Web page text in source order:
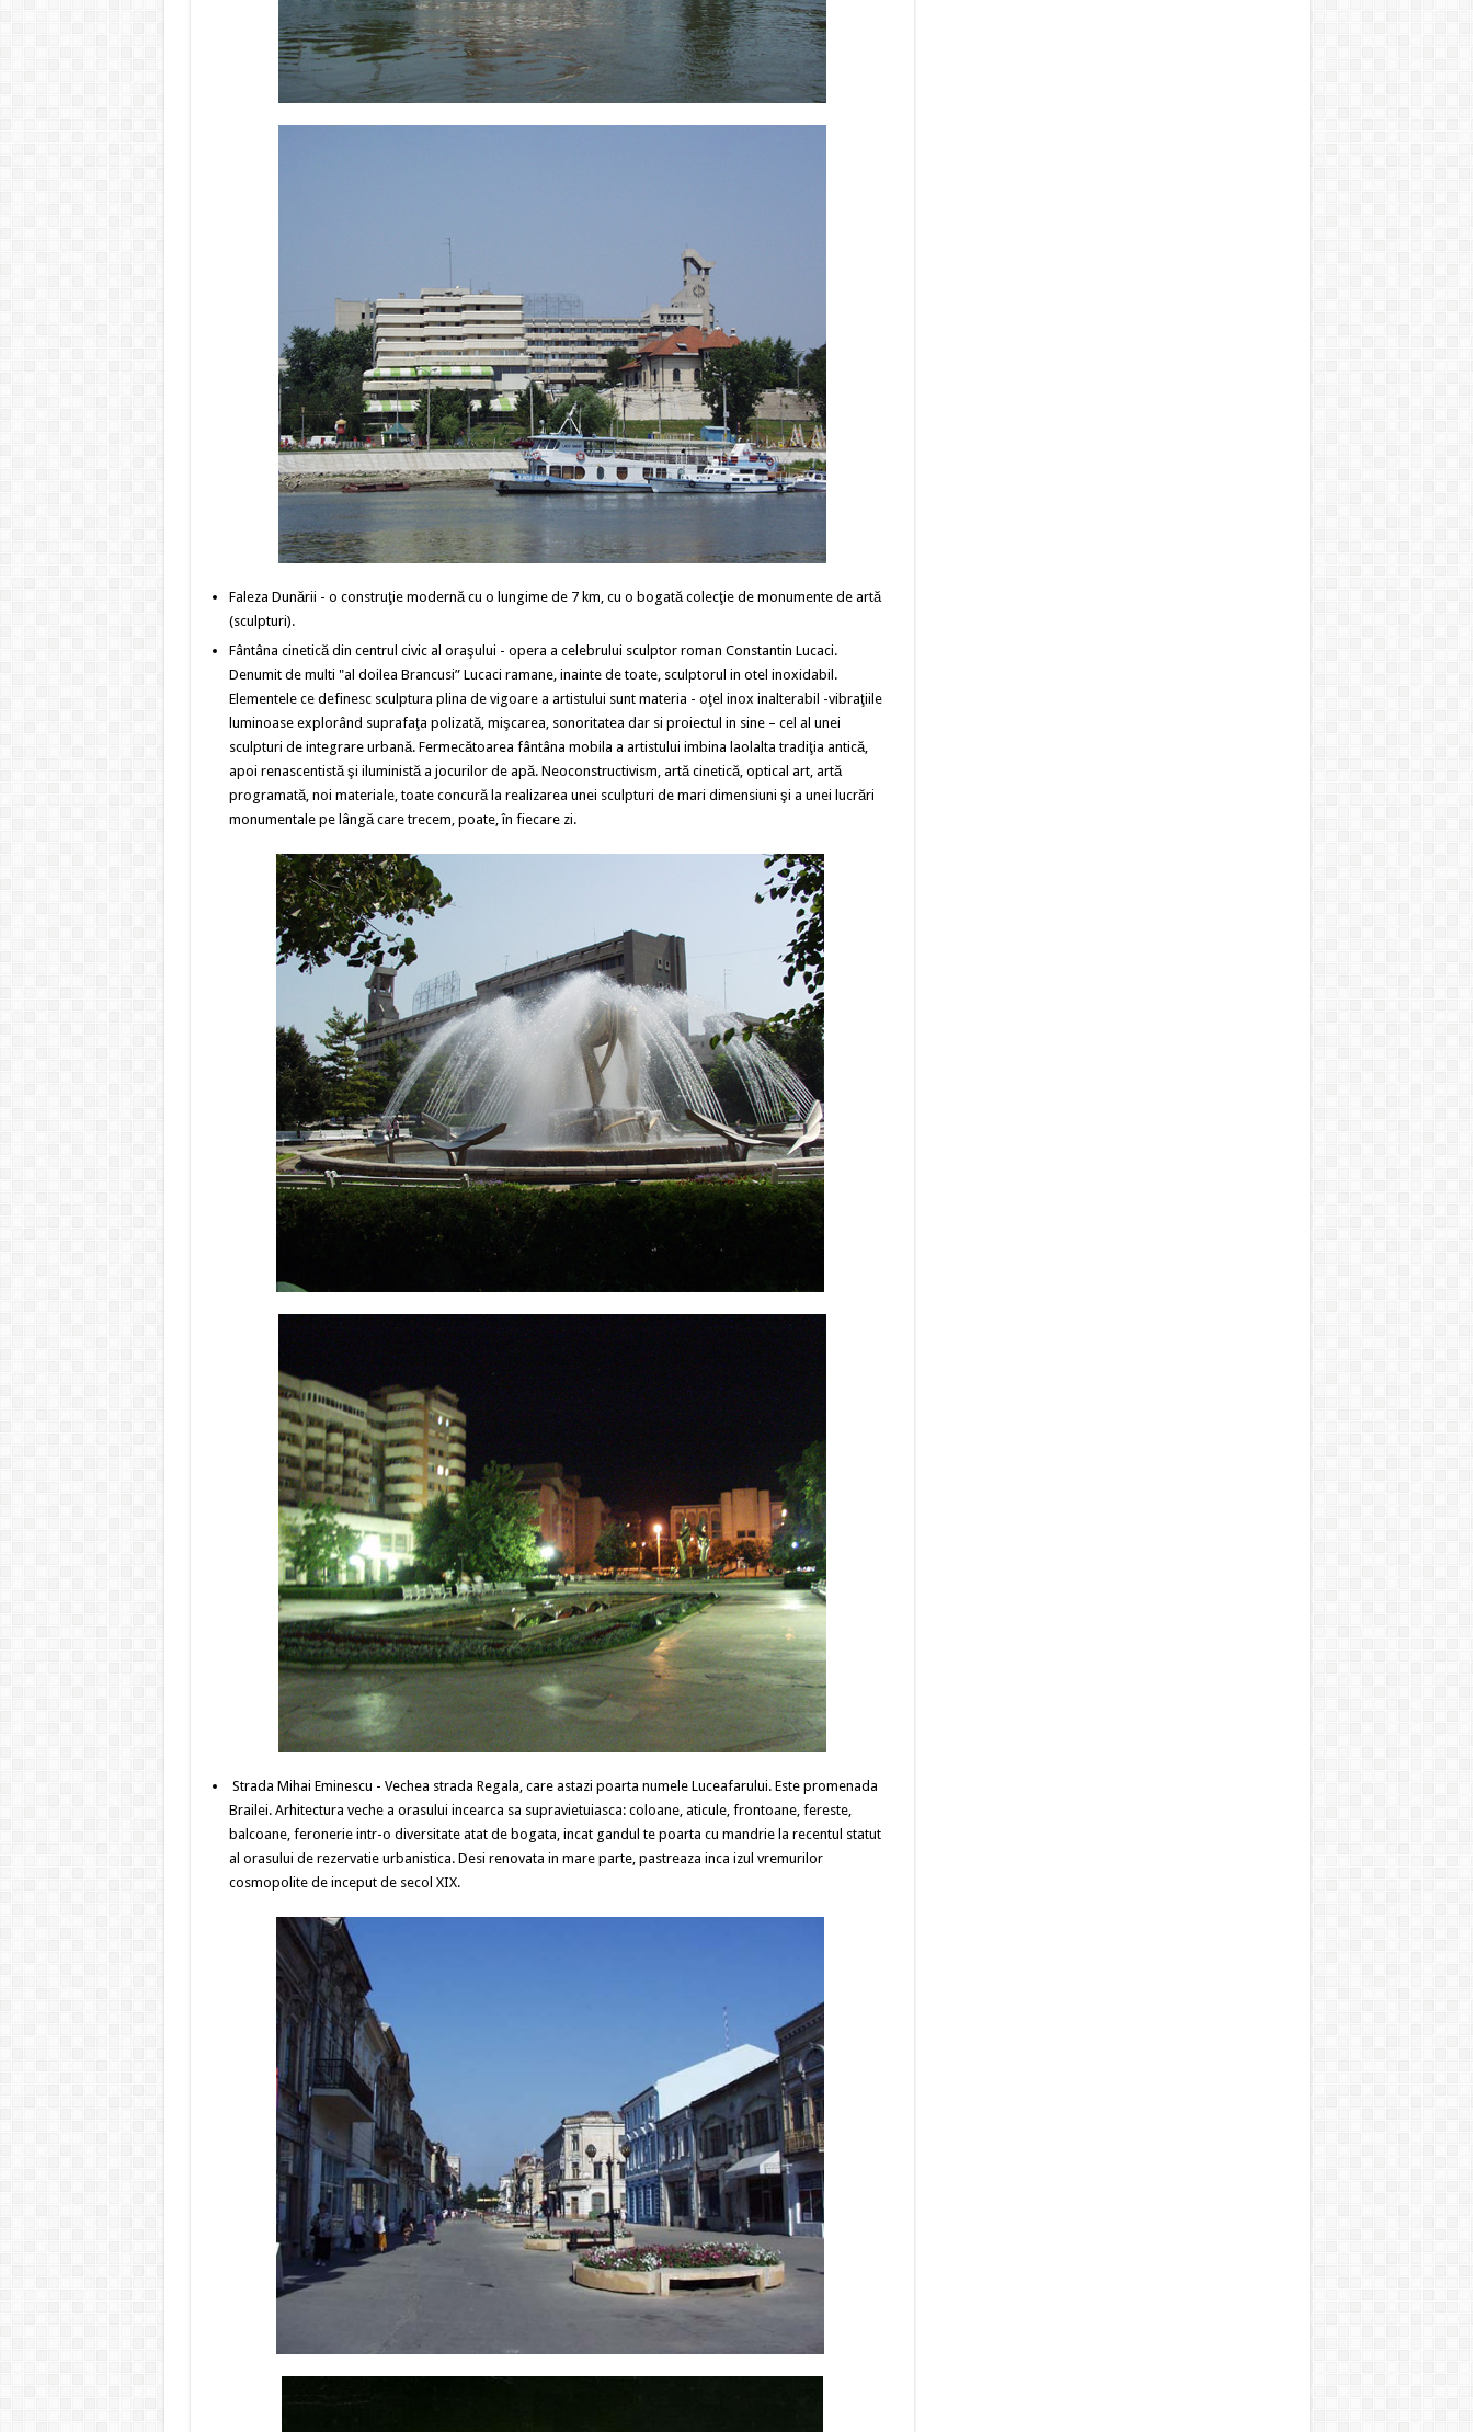
Faleza Dunării - o construţie modernă cu o lungime de 7 km, cu o bogată colecţie de monumente de artă
(sculpturi).
Fântâna cinetică din centrul civic al oraşului - opera a celebrului sculptor roman Constantin Lucaci.
Denumit de multi "al doilea Brancusi” Lucaci ramane, inainte de toate, sculptorul in otel inoxidabil.
Elementele ce definesc sculptura plina de vigoare a artistului sunt materia - oţel inox inalterabil -vibraţiile
luminoase explorând suprafaţa polizată, mişcarea, sonoritatea dar si proiectul in sine – cel al unei
sculpturi de integrare urbană. Fermecătoarea fântâna mobila a artistului imbina laolalta tradiţia antică,
apoi renascentistă şi iluministă a jocurilor de apă. Neoconstructivism, artă cinetică, optical art, artă
programată, noi materiale, toate concură la realizarea unei sculpturi de mari dimensiuni şi a unei lucrări
monumentale pe lângă care trecem, poate, în fiecare zi.
Strada Mihai Eminescu - Vechea strada Regala, care astazi poarta numele Luceafarului. Este promenada
Brailei. Arhitectura veche a orasului incearca sa supravietuiasca: coloane, aticule, frontoane, fereste,
balcoane, feronerie intr-o diversitate atat de bogata, incat gandul te poarta cu mandrie la recentul statut
al orasului de rezervatie urbanistica. Desi renovata in mare parte, pastreaza inca izul vremurilor
cosmopolite de inceput de secol XIX.